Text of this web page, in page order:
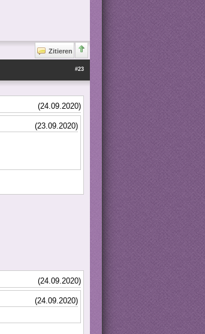
Zitieren
#23
(24.09.2020)
(23.09.2020)
(24.09.2020)
(24.09.2020)